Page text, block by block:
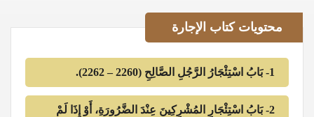
محتوياتكتاب الإجارة
1- بَابُ اسْتِئْجَارُ الرَّجُلِ الصَّالِحِ (2260 – 2262).
2- بَابُ اسْتِئْجَارِ المُشْرِكِينَ عِنْدَ الضَّرُورَةِ، أَوْ إِذَا لَمْ